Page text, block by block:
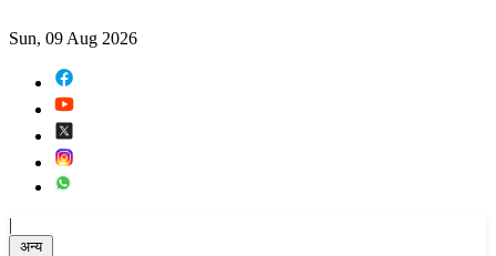
Sun, 09 Aug 2026
|
अन्य